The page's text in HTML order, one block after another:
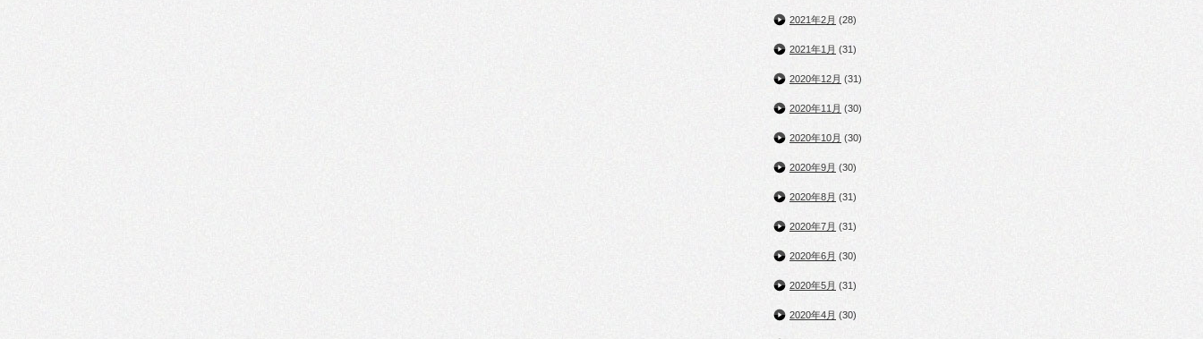
2021年2月 (28)
2021年1月 (31)
2020年12月 (31)
2020年11月 (30)
2020年10月 (30)
2020年9月 (30)
2020年8月 (31)
2020年7月 (31)
2020年6月 (30)
2020年5月 (31)
2020年4月 (30)